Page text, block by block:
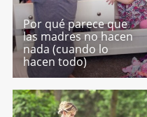
Por qué parece que
las madres no hacen
nada (cuando lo
hacen todo)